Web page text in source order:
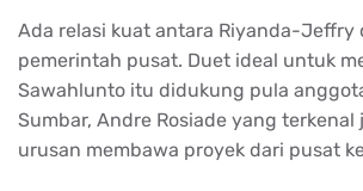
Ada relasi kuat antara Riyanda-Jeffry
pemerintah pusat. Duet ideal untuk
Sawahlunto itu didukung pula
Sumbar, Andre Rosiade yang terkenal
urusan membawa proyek dari pusat